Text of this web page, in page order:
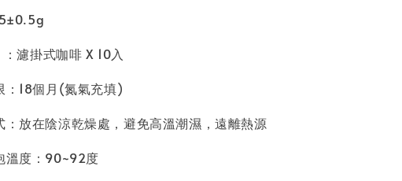
濾掛式咖啡 X 10入
：18個月(氮氣充填)
：放在陰涼乾燥處，避免高溫潮濕，遠離熱源
溫度：90~92度